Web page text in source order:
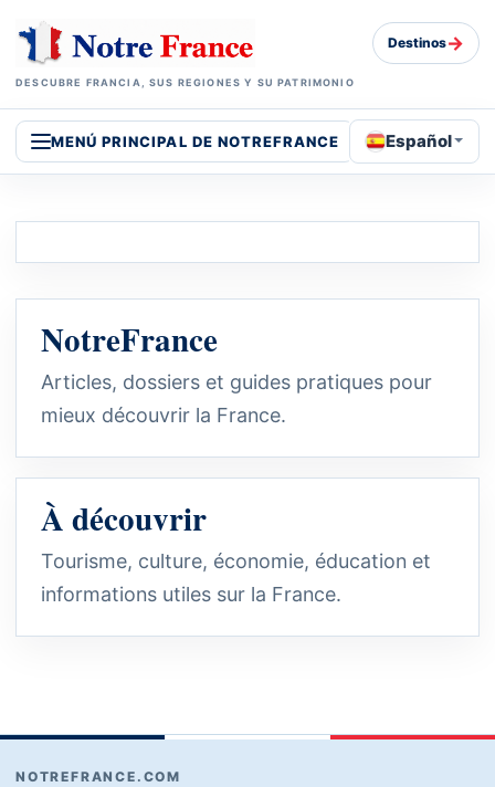
DESCUBRE FRANCIA, SUS REGIONES Y SU PATRIMONIO
Destinos→
MENÚ PRINCIPAL DE NOTREFRANCE Español
NotreFrance
Articles, dossiers et guides pratiques pour
mieux découvrir la France.
À découvrir
Tourisme, culture, économie, éducation et
informations utiles sur la France.
NOTREFRANCE.COM